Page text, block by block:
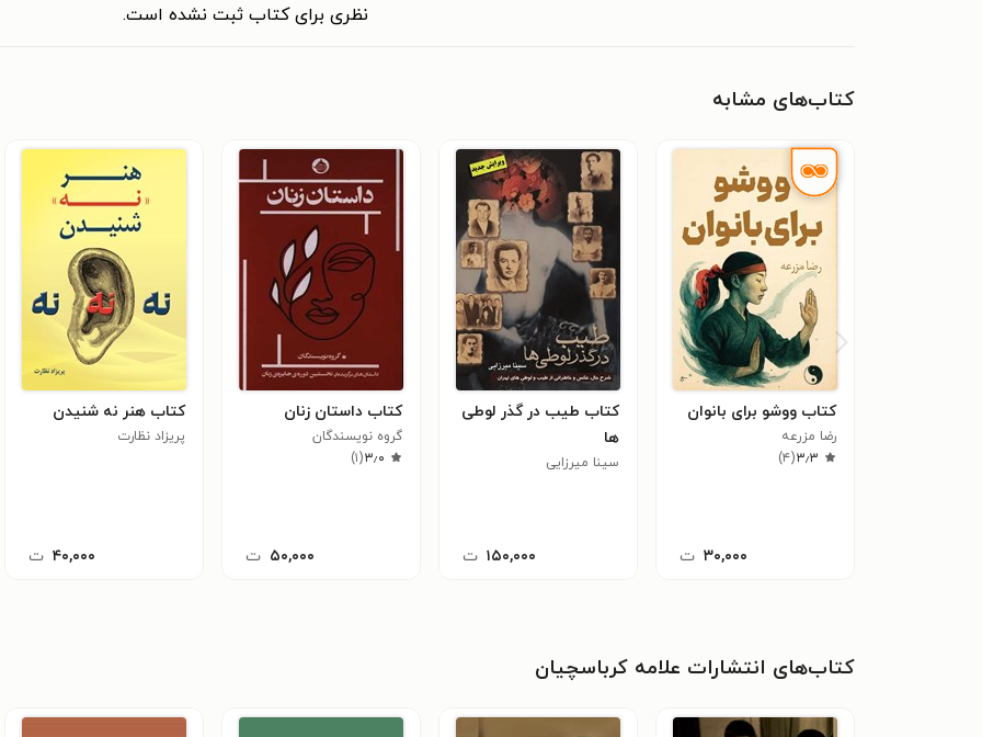
نظری برای کتاب ثبت نشده است.
کتاب‌های مشابه
کتاب ووشو برای بانوان
رضا مزرعه
۳٫۳(۴)
۳۰,۰۰۰ ت
کتاب طیب در گذر لوطی
ها
سینا میرزایی
۱۵۰,۰۰۰ ت
کتاب داستان زنان
گروه نویسندگان
۳٫۰(۱)
۵۰,۰۰۰ ت
کتاب هنر نه شنیدن
پریزاد نظارت
۴۰,۰۰۰ ت
کتاب‌های انتشارات علامه کرباسچیان